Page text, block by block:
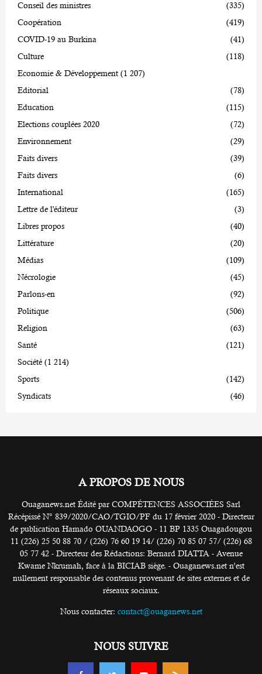
Conseil des ministres
(335)
Coopération
(419)
COVID-19 au Burkina
(41)
Culture
(118)
Economie & Développement (1 207)
Editorial
(78)
Education
(115)
Elections couplées 2020
(72)
Environnement
(29)
Faits divers
(39)
Faits divers
(6)
International
(165)
Lettre de l'éditeur
(3)
Libres propos
(40)
Littérature
(20)
Médias
(109)
Nécrologie
(45)
Parlons-en
(92)
Politique
(506)
Religion
(63)
Santé
(121)
Société (1 214)
Sports
(142)
Syndicats
(46)
A PROPOS DE NOUS
Ouaganews.net Édité par COMPÉTENCES ASSOCIÉES Sarl
Récépissé N° 839/2020/CAO/TGIO/PF du 17 février 2020 - Directeur
de publication Hamado OUANDAOGO - 11 BP 1335 Ouagadougou
11 (226) 25 50 88 70 / (226) 76 60 19 14/ (226) 70 85 07 57/ (226) 68
05 77 42 - Directeur des Rédactions: Bernard DIATTA - Avenue
Kwame Nkrumah, face à la BICIAB siège. - Ouaganews.net n’est
nullement responsable des contenus provenant de sites externes et de
réseaux sociaux.
Nous contacter: contact@ouaganews.net
NOUS SUIVRE